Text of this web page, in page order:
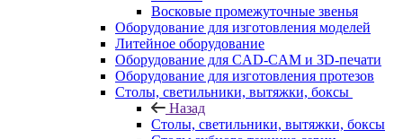
Восковые промежуточные звенья
Оборудование для изготовления моделей
Литейное оборудование
Оборудование для CAD-CAM и 3D-печати
Оборудование для изготовления протезов
Cтолы, светильники, вытяжки, боксы
Назад
Cтолы, светильники, вытяжки, боксы